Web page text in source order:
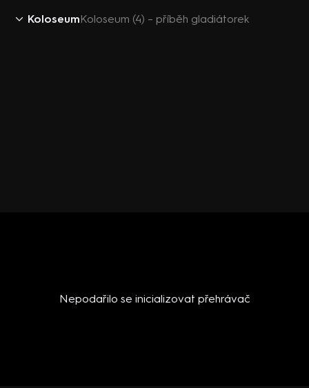
KoloseumKoloseum (4) – příběh gladiátorek
Nepodařilo se inicializovat přehrávač